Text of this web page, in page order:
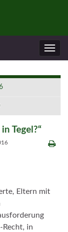
Tegel?“
Eltern mit
in